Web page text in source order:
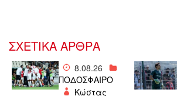
ΣΧΕΤΙΚΑ ΑΡΘΡΑ
8.08.26
ΠΟΔΟΣΦΑΙΡΟ
Κώστας